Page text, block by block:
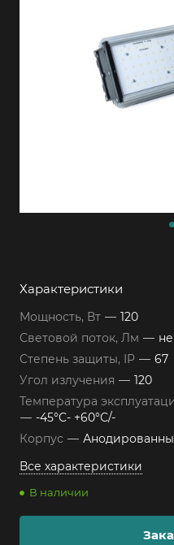
Характеристики
Мощность, Вт — 120
Световой поток, Лм —
Степень защиты, IP — 67
Угол излучения — 120
Температура
— -45°С- +60°С/-
Корпус —
Все характеристики
В наличии